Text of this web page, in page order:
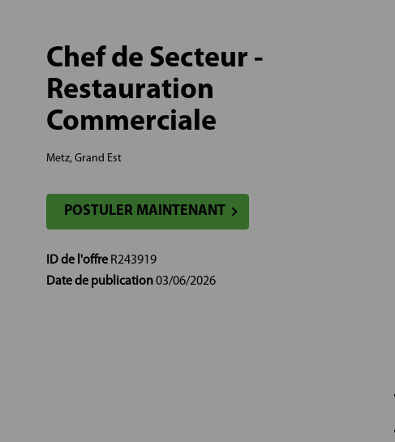
Chef de Secteur -
Restauration
Commerciale
Metz, Grand Est
POSTULER MAINTENANT
ID de l'offre R243919
Date de publication03/06/2026